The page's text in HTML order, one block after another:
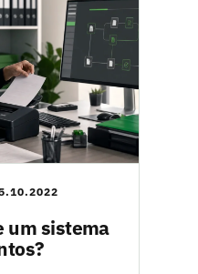
um sistema